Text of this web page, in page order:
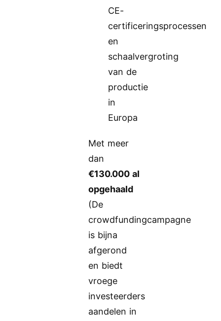
CE-
certificeringsprocessen
en
schaalvergroting
van de
productie
in
Europa
Met meer
dan
€130.000 al
opgehaald
(De
crowdfundingcampagne
is bijna
afgerond
en biedt
vroege
investeerders
aandelen in